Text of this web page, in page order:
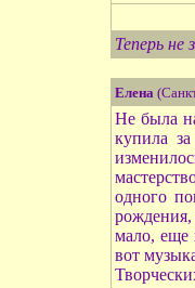
Теперь не
Елена
Не была
купила
одного
рождения,
мало, еще
вот